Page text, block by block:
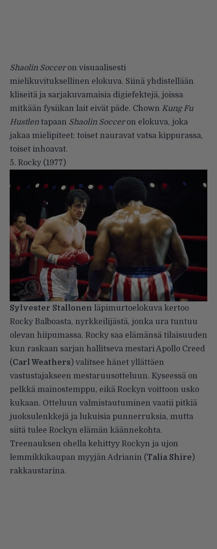
Shaolin Socceron visuaalisesti
mielikuvituksellinen elokuva. Siinä yhdistellään
kliseitä ja sarjakuvamaisia digiefektejä, joissa
mitkään fysiikan lait eivät päde. Chown Kung Fu
Hustlentapaan Shaolin Socceron elokuva, joka
jakaa mielipiteet: toiset nauravat vatsa kippurassa,
toiset inhoavat.
5. Rocky (1977)
Sylvester Stallonen läpimurtoelokuva kertoo
Rocky Balboasta, nyrkkeilijästä, jonka ura tuntuu
olevan hiipumassa. Rocky saa elämänsä tilaisuuden
kun raskaan sarjan hallitseva mestari Apollo Creed
(Carl Weathers) valitsee hänet yllättäen
vastustajakseen mestaruusotteluun. Kyseessä on
pelkkä mainostemppu, eikä Rockyn voittoon usko
kukaan. Otteluun valmistautuminen vaatii pitkiä
juoksulenkkejä ja lukuisia punnerruksia, mutta
siitä tulee Rockyn elämän käännekohta.
Treenauksen ohella kehittyy Rockyn ja ujon
lemmikkikaupan myyjän Adrianin (Talia Shire)
rakkaustarina.